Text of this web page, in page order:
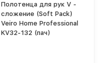
Полотенца для рук V -
сложение (Soft Pack)
Veiro Home Professional
KV32-132 (пач)